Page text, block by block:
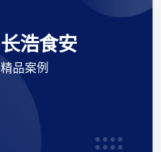
长浩食安
精品案例